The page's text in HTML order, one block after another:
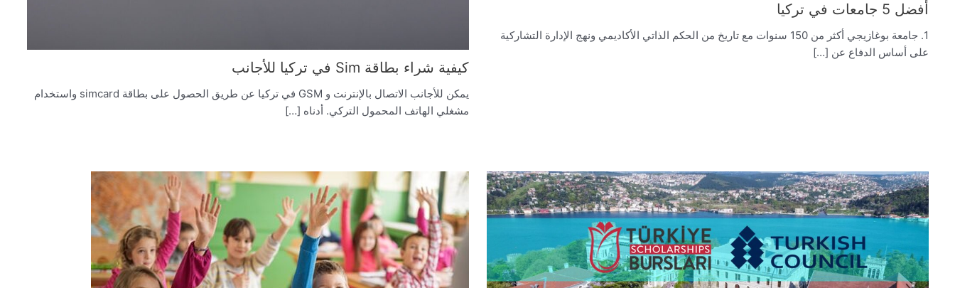
أفضل 5 جامعات في تركيا
1. جامعة بوغازيجي أكثر من 150 سنوات مع تاريخ من الحكم الذاتي الأكاديمي ونهج الإدارة التشاركية
على أساس الدفاع عن […]
كيفية شراء بطاقة Sim في تركيا للأجانب
يمكن للأجانب الاتصال بالإنترنت و GSM في تركيا عن طريق الحصول على بطاقة simcard واستخدام
مشغلي الهاتف المحمول التركي. أدناه […]